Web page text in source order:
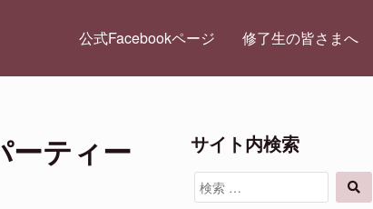
公式Facebookページ 修了生の皆さまへ
ーティー サイト内検索
検
索
索